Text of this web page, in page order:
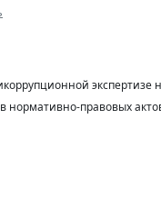
экспертизе
нормативно-правовых